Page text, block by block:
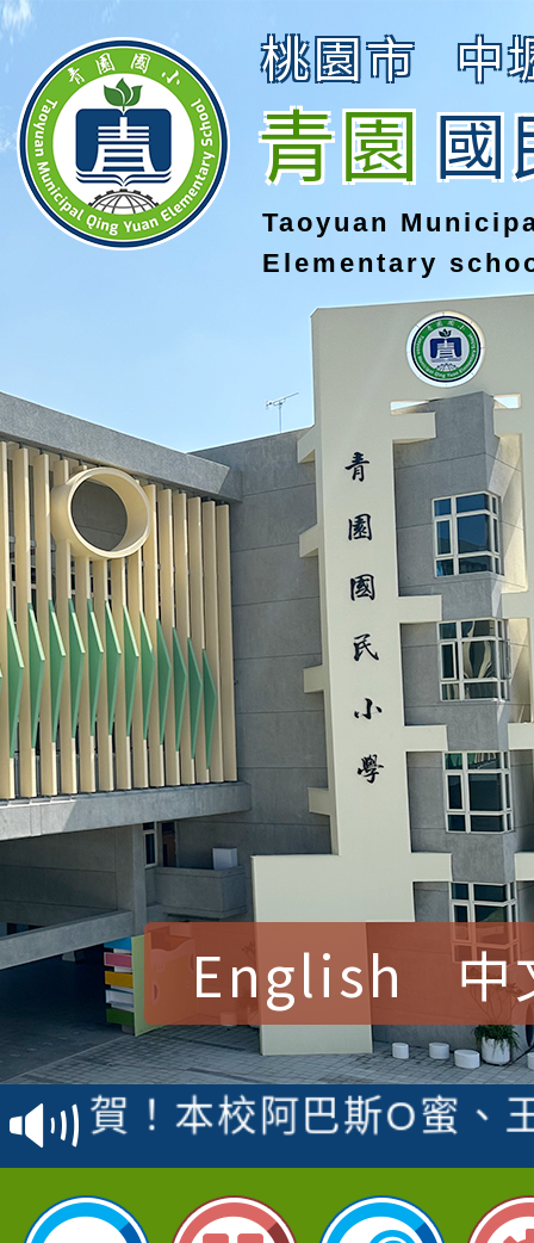
桃園市 中
青園國
Taoyuan
Elementary
English 中
賀！本校參加桃園市中
賽 洪綺君教師榮獲社
名
賀！本校阿巴斯O蜜、
倩參加桃園市科展 國
名 指導老師王老師、
賀！本校四年二班張O
園市英語競賽國小朗讀